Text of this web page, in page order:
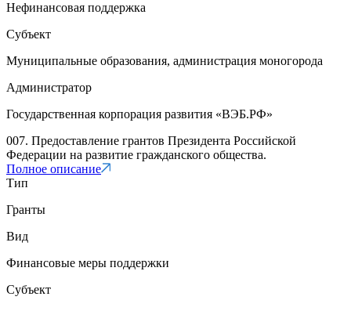
Нефинансовая поддержка
Субъект
Муниципальные образования, администрация моногорода
Администратор
Государственная корпорация развития «ВЭБ.РФ»
007. Предоставление грантов Президента Российской
Федерации на развитие гражданского общества.
Полное описание
Тип
Гранты
Вид
Финансовые меры поддержки
Субъект